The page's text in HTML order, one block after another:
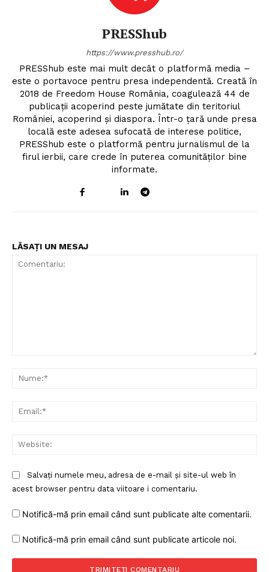
PRESShub
https://www.presshub.ro/
PRESShub este mai mult decât o platformă media –
este o portavoce pentru presa independentă. Creată în
2018 de Freedom House România, coagulează 44 de
publicații acoperind peste jumătate din teritoriul
României, acoperind și diaspora. Într-o țară unde presa
locală este adesea sufocată de interese politice,
PRESShub este o platformă pentru jurnalismul de la
firul ierbii, care crede în puterea comunităților bine
informate.
LĂSAȚI UN MESAJ
Salvați numele meu, adresa de e-mail și site-ul web în
acest browser pentru data viitoare i comentariu.
Notifică-mă prin email când sunt publicate alte comentarii.
Notifică-mă prin email când sunt publicate articole noi.